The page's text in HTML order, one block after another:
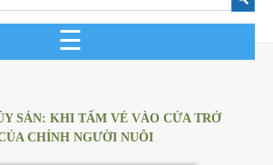
CÁ BIỂN TỰ NHIÊN
SẢN: KHI TẤM VÉ VÀO CỬA TRỞ
CHÍNH NGƯỜI NUÔI